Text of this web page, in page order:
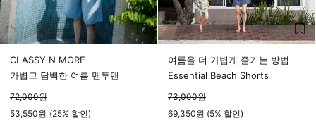
CLASSY N MORE
가볍고 담백한 여름 맨투맨
72,000원
53,550원 (25% 할인)
여름을 더 가볍게 즐기는 방법
Essential Beach Shorts
73,000원
69,350원 (5% 할인)